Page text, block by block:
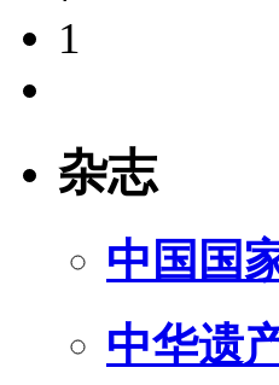
1
杂志
中国国
中华遗